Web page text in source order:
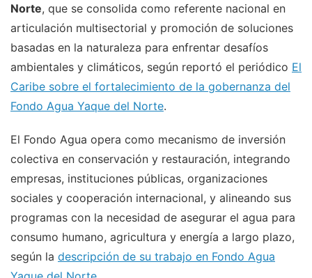
Norte, que se consolida como referente nacional en
articulación multisectorial y promoción de soluciones
basadas en la naturaleza para enfrentar desafíos
ambientales y climáticos, según reportó el periódico El
Caribe sobre el fortalecimiento de la gobernanza del
Fondo Agua Yaque del Norte.
El Fondo Agua opera como mecanismo de inversión
colectiva en conservación y restauración, integrando
empresas, instituciones públicas, organizaciones
sociales y cooperación internacional, y alineando sus
programas con la necesidad de asegurar el agua para
consumo humano, agricultura y energía a largo plazo,
según la descripción de su trabajo en Fondo Agua